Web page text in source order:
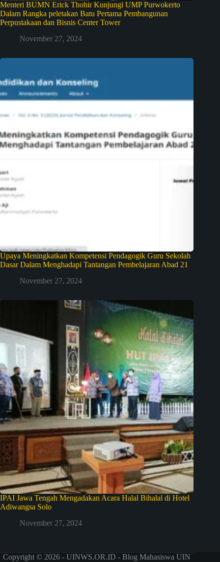
Menteri BUMN Erick Thohir Kunjungi UMP Purwokerto
Dalam Rangka peletakan Batu Pertama Pembangunan
Perpustakaan dan Bisnis Center Tower
November 27, 2024
Upaya Meningkatkan Kompetensi Pendagogik Guru Sekolah
Dasar Dalam Menghadapi Tantangan Pembelajaran Abad 21
November 27, 2024
IPAI Jawa Tengah Mengadakan Acara Halal Bihalal di Hotel
Adiwangsa Solo
November 27, 2024
Copyright © 2026 - UINWS.OR.ID - Blog Mahasiswa UIN